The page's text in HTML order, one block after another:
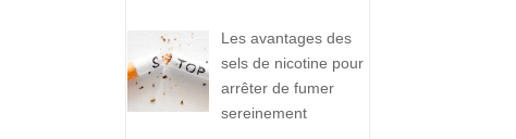
Les avantages des
sels de nicotine pour
arrêter de fumer
sereinement